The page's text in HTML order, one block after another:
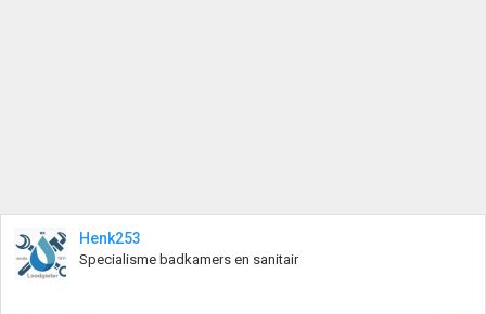
Henk253
Specialisme badkamers en sanitair